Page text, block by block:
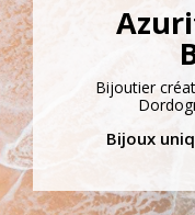
Bijoutier
Bijoux